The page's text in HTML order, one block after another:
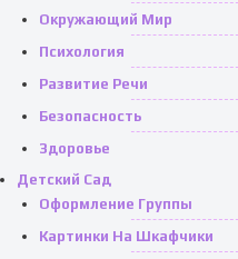
Окружающий Мир
Психология
Развитие Речи
Безопасность
Здоровье
Детский Сад
Оформление Группы
Картинки На Шкафчики